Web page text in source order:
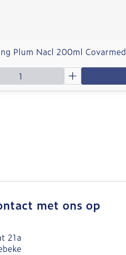
Plum Nacl 200ml Covarmed
met ons op
21a